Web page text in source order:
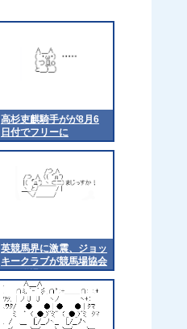
高杉吏麒騎手がが8月6
日付でフリーに
英競馬界に激震、ジョッ
キークラブが競馬場協会
から脱退